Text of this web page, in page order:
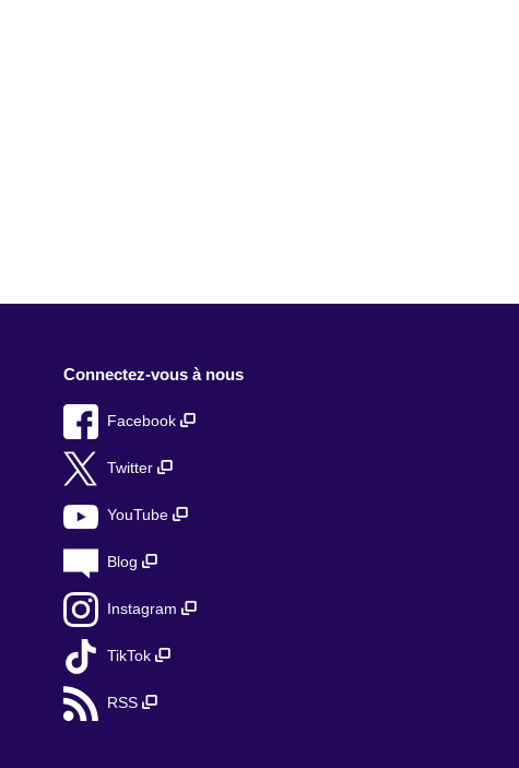
Connectez-vous à nous
Facebook
Twitter
YouTube
Blog
Instagram
TikTok
RSS